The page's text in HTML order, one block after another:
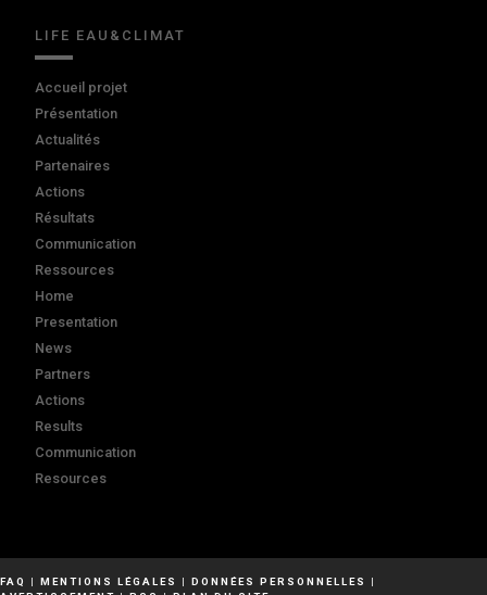
LIFE EAU&CLIMAT
Accueil projet
Présentation
Actualités
Partenaires
Actions
Résultats
Communication
Ressources
Home
Presentation
News
Partners
Actions
Results
Communication
Resources
FAQ | MENTIONS LÉGALES | DONNÉES PERSONNELLES
|